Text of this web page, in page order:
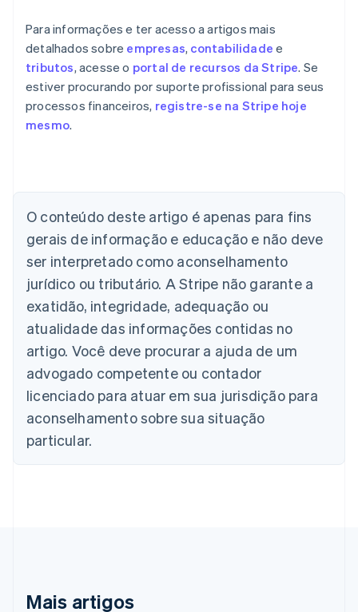
Para informações e ter acesso a artigos mais
detalhados sobre empresas, contabilidade e
tributos, acesse o portal de recursos da Stripe. Se
estiver procurando por suporte profissional para seus
processos financeiros, registre-se na Stripe hoje
mesmo.
O conteúdo deste artigo é apenas para fins
gerais de informação e educação e não deve
ser interpretado como aconselhamento
jurídico ou tributário. A Stripe não garante a
exatidão, integridade, adequação ou
atualidade das informações contidas no
artigo. Você deve procurar a ajuda de um
advogado competente ou contador
licenciado para atuar em sua jurisdição para
aconselhamento sobre sua situação
particular.
Mais artigos
Deutsch English
Austrália
Áustria
DeutschEnglish
Bélgica
Nederlands FrançaisDeutschEnglish
Brasil
Português English
Bulgária
English
Canadá
China continental
简体中文English
Eslováquia
English